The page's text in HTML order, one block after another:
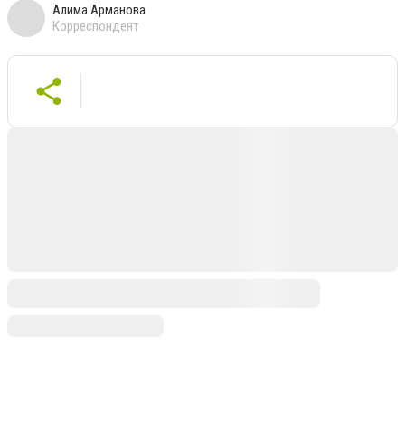
Алима Арманова
Корреспондент